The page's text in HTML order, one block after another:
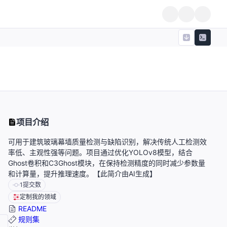
项目介绍
可用于建筑玻璃幕墙质量检测与缺陷识别，解决传统人工检测效
率低、主观性强等问题。项目通过优化YOLOv8模型，结合
Ghost卷积和C3Ghost模块，在保持检测精度的同时减少参数量
和计算量，提升推理速度。【此简介由AI生成】
1提交数
定制我的领域
README
规则集